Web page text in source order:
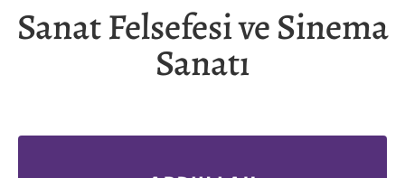
Sanat Felsefesi ve Sinema
Sanatı